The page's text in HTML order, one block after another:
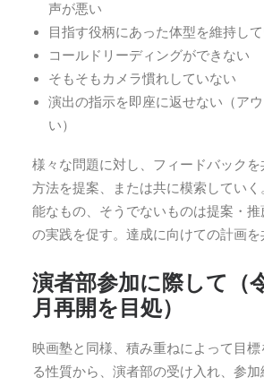
声が悪い
目指す役柄にあった体型を維持し
コールドリーディングができない
そもそもカメラ慣れしていない
演出の指示を即座に返せない（ア
い）
様々な問題に対し、フィードバック
方法を提案、または共に模索してい
能なもの、そうでないものは提案・
の実践を促す。達成に向けての計画を
演者部参加に際して（
月再開を目処）
映画塾と同様、積み重ねによって目
る性質から、演者部の受け入れ、参